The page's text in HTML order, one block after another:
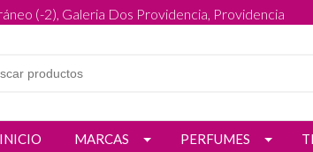
(-2), Galeria Dos Providencia, Providencia
INICIO MARCAS PERFUMES